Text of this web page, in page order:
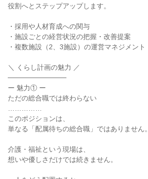
役割へとステップアップします。
・採用や人材育成への関与
・施設ごとの経営状況の把握・改善提案
・複数施設（2、3施設）の運営マネジメント
＼ くらし計画の魅力 ／
────────────
ー 魅力① ー
ただの総合職では終わらない
このポジションは、
単なる「配属待ちの総合職」ではありません。
介護・福祉という現場は、
想いや優しさだけでは続きません。